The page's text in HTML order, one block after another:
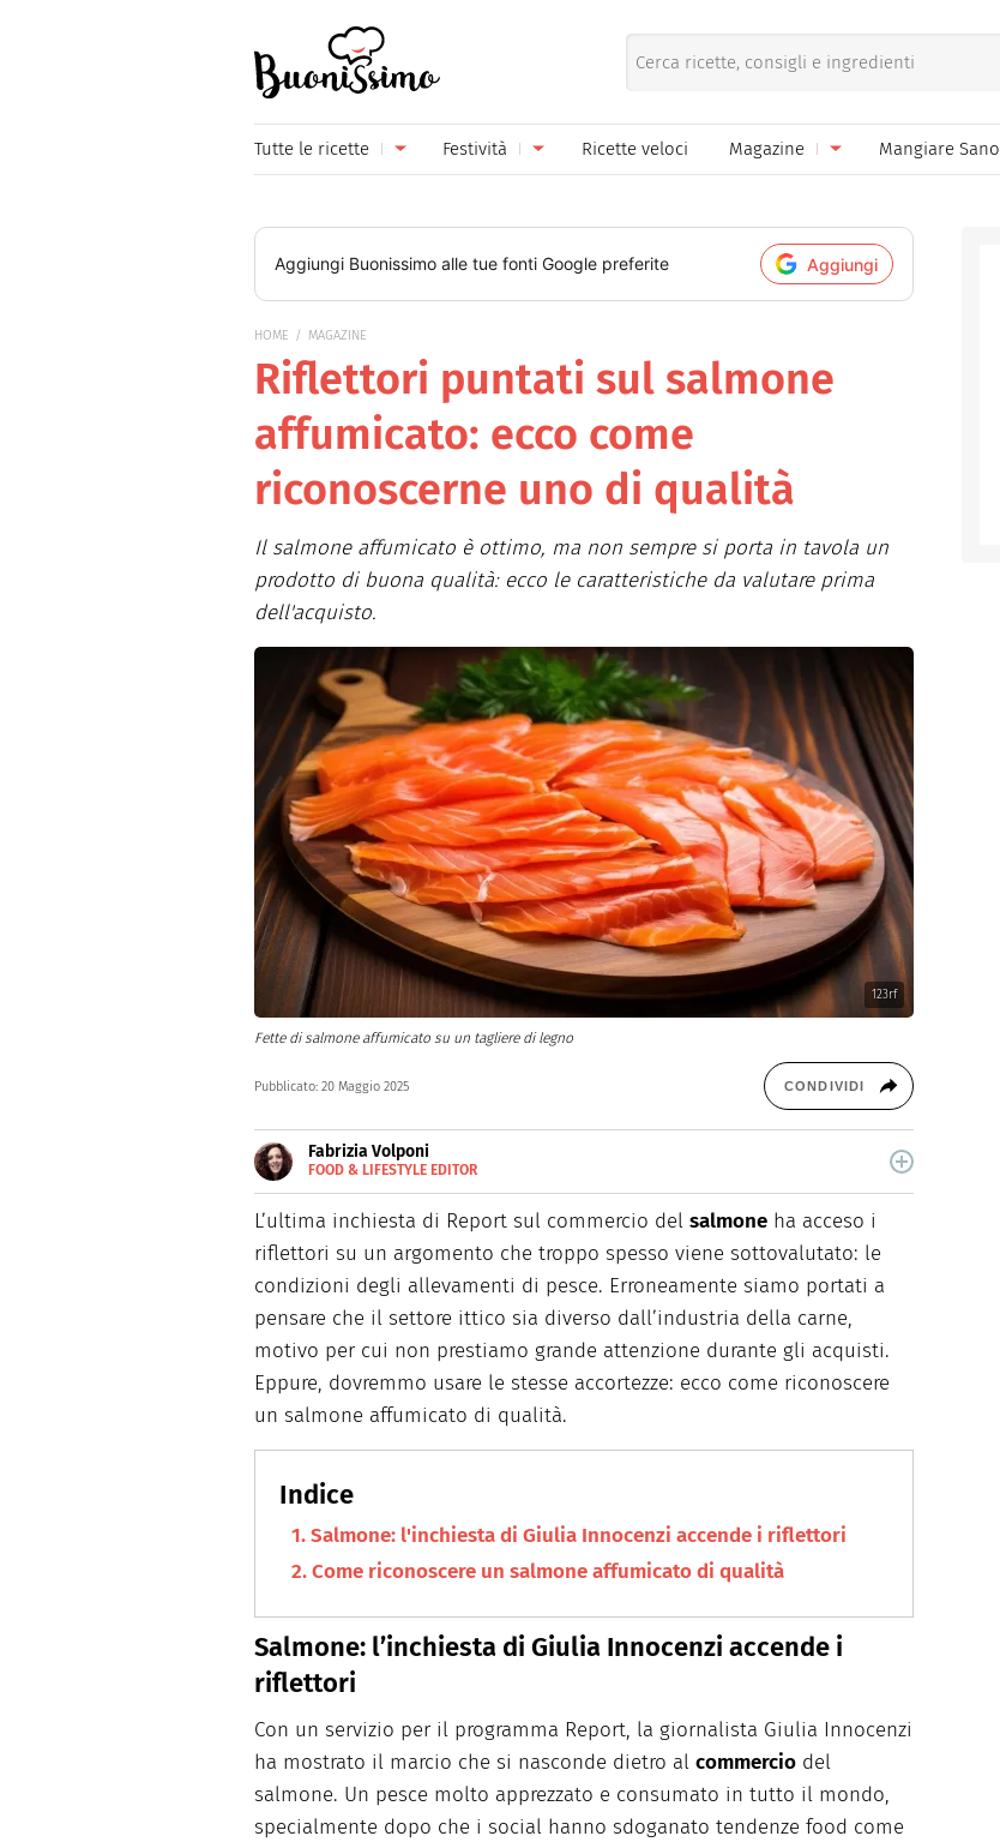
Tutte le ricette
Primi piatti Pane pizza focacce
Secondi piatti Salse e sughi
Piatti unici Marmellate e confetture
Formaggi Ricette di base
Frutta Bevande
Dolci
Festività
Carnevale
Festa della Donna
Festa della Mamma
Halloween
Natale
Pasqua
San Valentino
Ricette veloci Magazine Mangiare Sano
Aggiungi Buonissimo alle tue fonti Google preferite Aggiungi
HOME MAGAZINE
Riflettori puntati sul salmone
affumicato: ecco come
riconoscerne uno di qualità
Il salmone affumicato è ottimo, ma non sempre si porta in tavola un
prodotto di buona qualità: ecco le caratteristiche da valutare prima
dell'acquisto.
123rf
Fette di salmone affumicato su un tagliere di legno
Pubblicato: 20 Maggio 2025 CONDIVIDI
Fabrizia Volponi
FOOD & LIFESTYLE EDITOR
Nata nella città delle 100 torri, è laureata in Scienze Storiche. Curiosa e
schietta, scrive di lifestyle, food e green dal 2018.
L’ultima inchiesta di Report sul commercio del salmone ha acceso i
riflettori su un argomento che troppo spesso viene sottovalutato: le
condizioni degli allevamenti di pesce. Erroneamente siamo portati a
pensare che il settore ittico sia diverso dall’industria della carne,
motivo per cui non prestiamo grande attenzione durante gli acquisti.
Eppure, dovremmo usare le stesse accortezze: ecco come riconoscere
un salmone affumicato di qualità.
Salmone: l'inchiesta di Giulia Innocenzi accende i riflettori
Come riconoscere un salmone affumicato di qualità
Salmone: l’inchiesta di Giulia Innocenzi accende i
riflettori
Con un servizio per il programma Report, la giornalista Giulia Innocenzi
ha mostrato il marcio che si nasconde dietro al commercio del
salmone. Un pesce molto apprezzato e consumato in tutto il mondo,
specialmente dopo che i social hanno sdoganato tendenze food come